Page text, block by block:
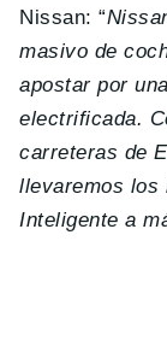
Nissan: “
masivo de
apostar por
electrificada.
carreteras de
llevaremos los
Inteligente a